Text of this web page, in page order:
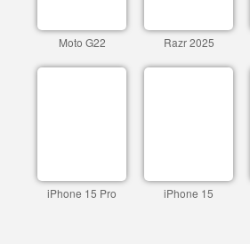
Moto G22 Razr 2025
iPhone 15 Pro iPhone 15